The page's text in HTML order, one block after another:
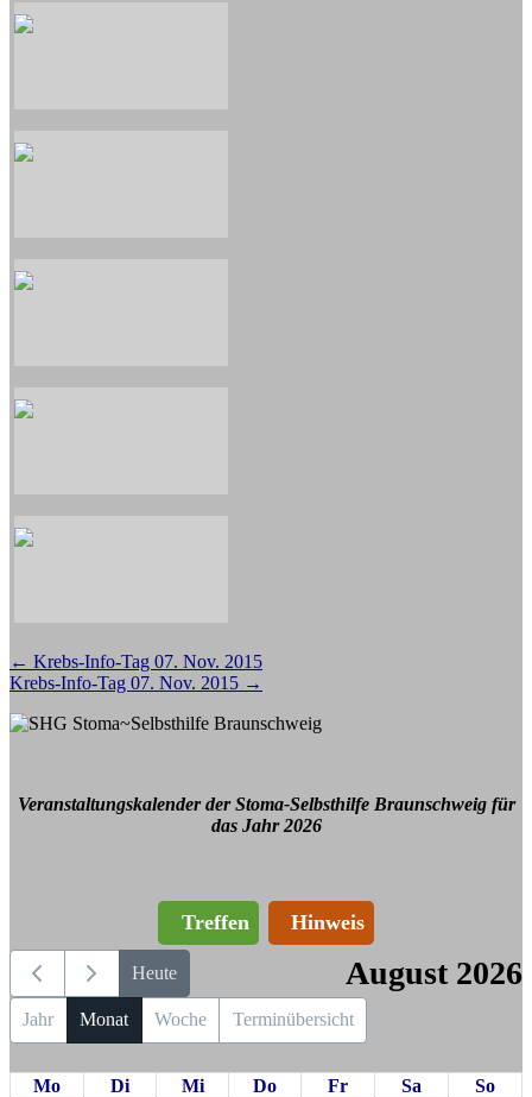
Beitragsnavigation
← Krebs-Info-Tag 07. Nov. 2015
Krebs-Info-Tag 07. Nov. 2015 →
Veranstaltungskalender der Stoma-Selbsthilfe Braunschweig für
das Jahr 2026
Treffen Hinweis
Heute August 2026
Jahr Monat Woche Terminübersicht
Mo Di Mi Do Fr Sa
So